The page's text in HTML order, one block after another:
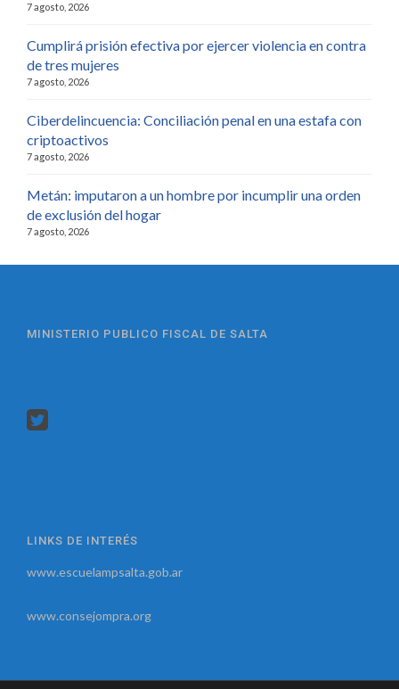
7 agosto, 2026
Cumplirá prisión efectiva por ejercer violencia en contra
de tres mujeres
7 agosto, 2026
Ciberdelincuencia: Conciliación penal en una estafa con
criptoactivos
7 agosto, 2026
Metán: imputaron a un hombre por incumplir una orden
de exclusión del hogar
7 agosto, 2026
MINISTERIO PUBLICO FISCAL DE SALTA
LINKS DE INTERÉS
www.escuelampsalta.gob.ar
www.consejompra.org